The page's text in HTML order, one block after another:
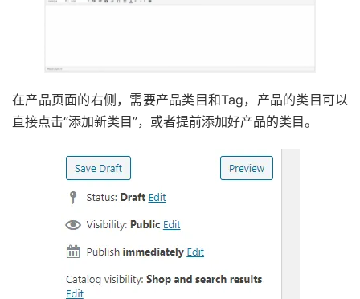
在产品页面的右侧，需要产品类目和Tag，产品的类目可以
直接点击“添加新类目”，或者提前添加好产品的类目。